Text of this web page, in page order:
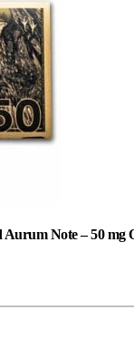
Note – 50 mg